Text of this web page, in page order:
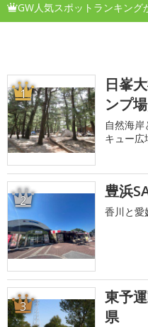
GW人気スポットランキング
1
日峯
ンプ
自然海
キュー広
2 豊浜
香川と愛
3
東予
県